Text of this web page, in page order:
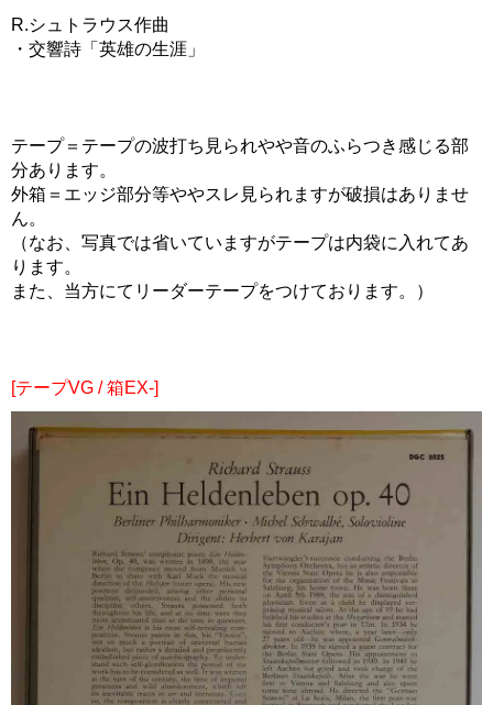
R.シュトラウス作曲
・交響詩「英雄の生涯」
テープ＝テープの波打ち見られやや音のふらつき感じる部
分あります。
外箱＝エッジ部分等ややスレ見られますが破損はありませ
ん。
（なお、写真では省いていますがテープは内袋に入れてあ
ります。
また、当方にてリーダーテープをつけております。）
[テープVG / 箱EX-]